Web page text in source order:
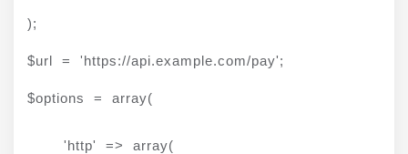
);
$url = 'https://api.example.com/pay';
$options = array(
    'http' => array(